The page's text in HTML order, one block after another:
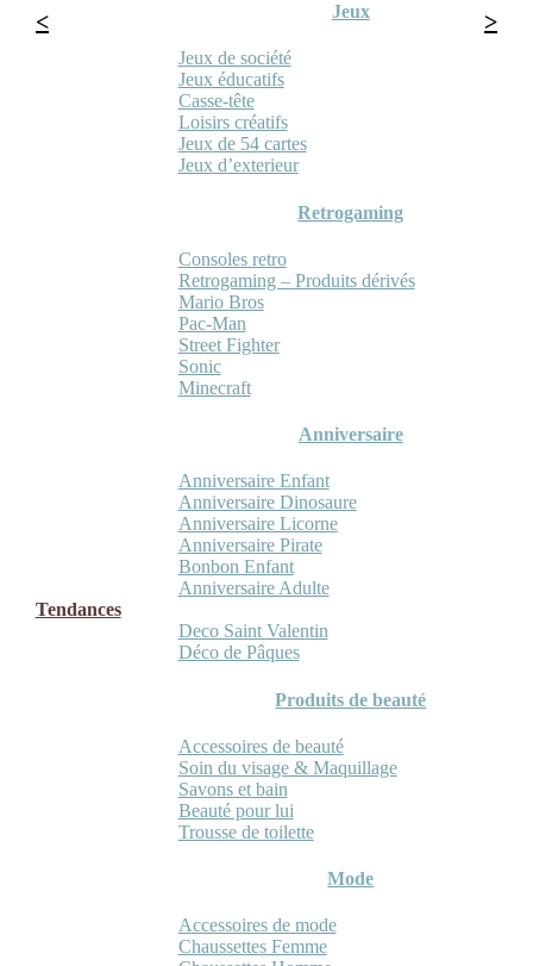
Jeux
Jeux de société
Jeux éducatifs
Casse-tête
Loisirs créatifs
Jeux de 54 cartes
Jeux d’exterieur
Retrogaming
Consoles retro
Retrogaming – Produits dérivés
Mario Bros
Pac-Man
Street Fighter
Sonic
Minecraft
Anniversaire
Anniversaire Enfant
Anniversaire Dinosaure
Anniversaire Licorne
Anniversaire Pirate
Bonbon Enfant
Anniversaire Adulte
Tendances
Deco Saint Valentin
Déco de Pâques
Produits de beauté
Accessoires de beauté
Soin du visage & Maquillage
Savons et bain
Beauté pour lui
Trousse de toilette
Mode
Accessoires de mode
Chaussettes Femme